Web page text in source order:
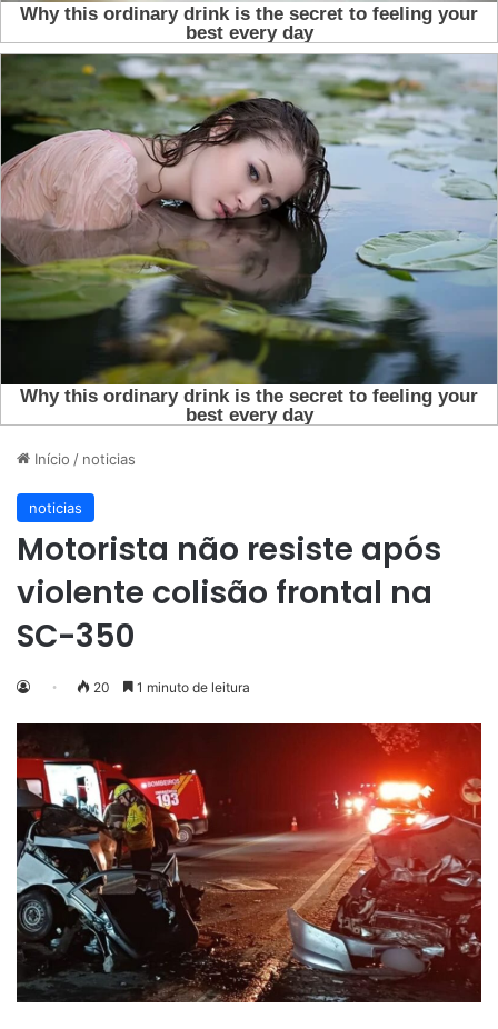
Início / noticias
noticias
Motorista não resiste após
violente colisão frontal na
SC-350
20 1 minuto de leitura